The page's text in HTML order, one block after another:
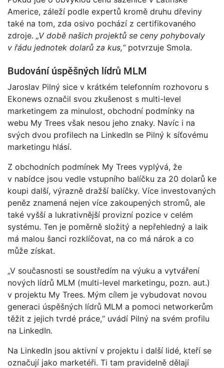
Americe, záleží podle expertů kromě druhu dřeviny
také na tom, zda osivo pochází z certifikovaného
zdroje. „V době našich projektů se ceny pohybovaly
v řádu jednotek dolarů za kus,“potvrzuje Smola.
Budování úspěšných lídrů MLM
Jaroslav Pilný sice v krátkém telefonním rozhovoru s
Ekonews označil svou zkušenost s multi-level
marketingem za minulost, obchodní podmínky na
webu My Trees však nesou jeho znaky. Navíc i na
svých dvou profilech na LinkedIn se Pilný k síťovému
marketingu hlásí.
Z obchodních podmínek My Trees vyplývá, že
v nabídce jsou vedle vstupního balíčku za 20 dolarů ke
koupi další, výrazně dražší balíčky. Více investovaných
peněz znamená nejen více zakoupených stromů, ale
také vyšší a lukrativnější provizní pozice v celém
systému. Ten je poměrně složitý a nepřehledný a laik
má malou šanci rozklíčovat, na co má nárok a co
může získat.
„V současnosti se soustředím na výuku a vytváření
nových lídrů MLM (multi-level marketingu, pozn. aut.)
v projektu My Trees. Mým cílem je vybudovat novou
generaci úspěšných lídrů MLM a pomoci networkerům
těžit z jejich tvrdé práce,“ uvádí Pilný na svém profilu
na LinkedIn.
Na LinkedIn jsou aktivní v projektu i další lidé, kteří se
označují jako marketéři. Ti tam pravidelně dělají